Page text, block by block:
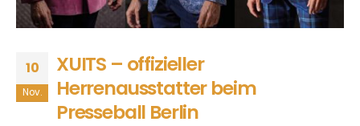
10
Nov.
XUITS – offizieller
Herrenausstatter beim
Presseball Berlin